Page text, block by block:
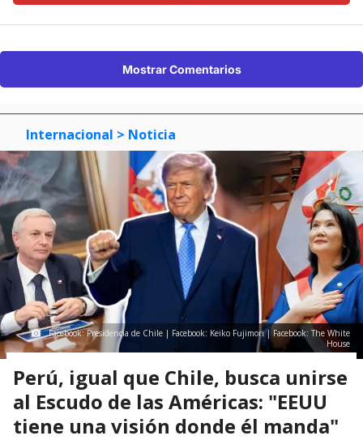
Mostrar Comentarios
Internacional > Noticia
Facebook: Presidencia de Chile | Facebook: Keiko Fujimori | Facebook: The White
House
Perú, igual que Chile, busca unirse
al Escudo de las Américas: "EEUU
tiene una visión donde él manda"